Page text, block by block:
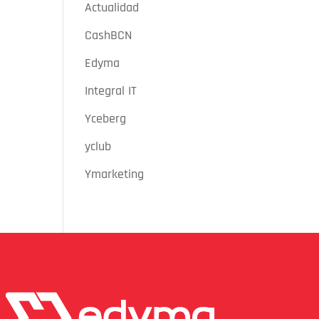
Actualidad
CashBCN
Edyma
Integral IT
Yceberg
yclub
Ymarketing